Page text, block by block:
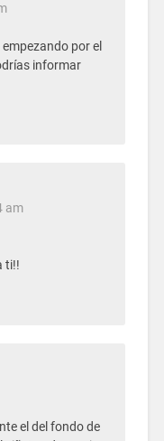
por el
informar
am
ti!!
el del fondo de